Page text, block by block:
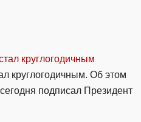
круглогодичным. Об этом
подписал Президент